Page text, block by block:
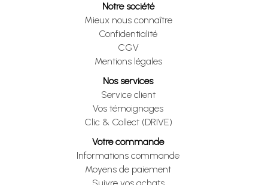
Notre société
Mieux nous connaître
Confidentialité
CGV
Mentions légales
Nos services
Service client
Vos témoignages
Clic & Collect (DRIVE)
Votre commande
Informations commande
Moyens de paiement